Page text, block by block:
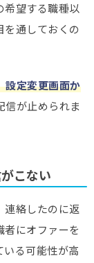
希望する職種以
通しておくの
設定変更画面か
信が止められま
こない
連絡したのに返
にオファーを
る可能性が高